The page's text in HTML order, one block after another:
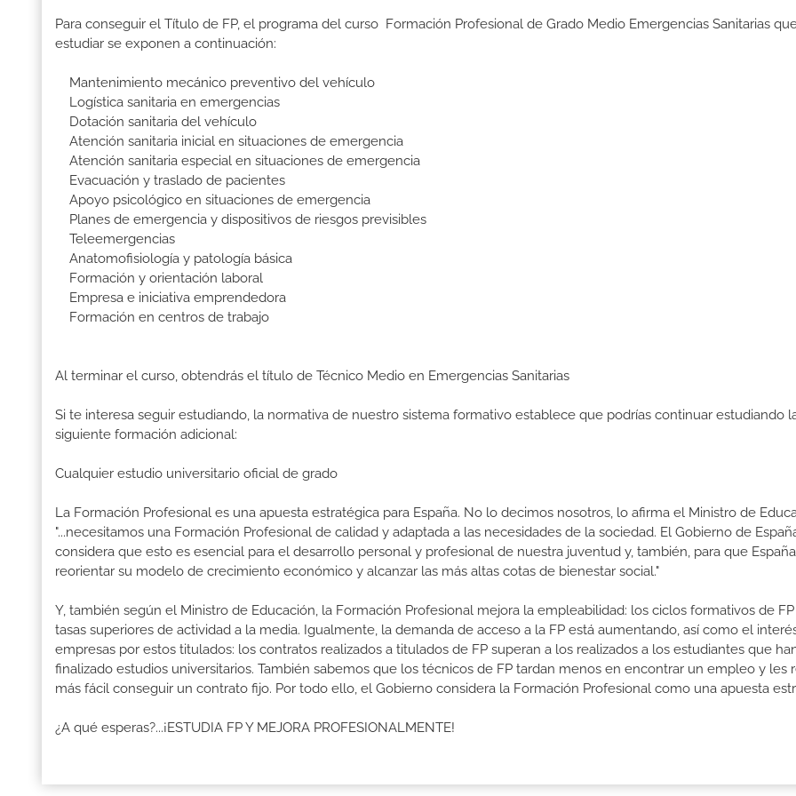
Para conseguir el Título de FP, el programa del curso Formación Profesional de Grado Medio Emergencias Sanitarias
estudiar se exponen a continuación:
Mantenimiento mecánico preventivo del vehículo
Logística sanitaria en emergencias
Dotación sanitaria del vehículo
Atención sanitaria inicial en situaciones de emergencia
Atención sanitaria especial en situaciones de emergencia
Evacuación y traslado de pacientes
Apoyo psicológico en situaciones de emergencia
Planes de emergencia y dispositivos de riesgos previsibles
Teleemergencias
Anatomofisiología y patología básica
Formación y orientación laboral
Empresa e iniciativa emprendedora
Formación en centros de trabajo
Al terminar el curso, obtendrás el título de Técnico Medio en Emergencias Sanitarias
Si te interesa seguir estudiando, la normativa de nuestro sistema formativo establece que podrías continuar estudiando
siguiente formación adicional:
Cualquier estudio universitario oficial de grado
La Formación Profesional es una apuesta estratégica para España. No lo decimos nosotros, lo afirma el Ministro de
"...necesitamos una Formación Profesional de calidad y adaptada a las necesidades de la sociedad. El Gobierno de
considera que esto es esencial para el desarrollo personal y profesional de nuestra juventud y, también, para que
reorientar su modelo de crecimiento económico y alcanzar las más altas cotas de bienestar social."
Y, también según el Ministro de Educación, la Formación Profesional mejora la empleabilidad: los ciclos formativos de
tasas superiores de actividad a la media. Igualmente, la demanda de acceso a la FP está aumentando, así como el
empresas por estos titulados: los contratos realizados a titulados de FP superan a los realizados a los estudiantes que
finalizado estudios universitarios. También sabemos que los técnicos de FP tardan menos en encontrar un empleo y les
más fácil conseguir un contrato fijo. Por todo ello, el Gobierno considera la Formación Profesional como una apuesta
¿A qué esperas?...¡ESTUDIA FP Y MEJORA PROFESIONALMENTE!